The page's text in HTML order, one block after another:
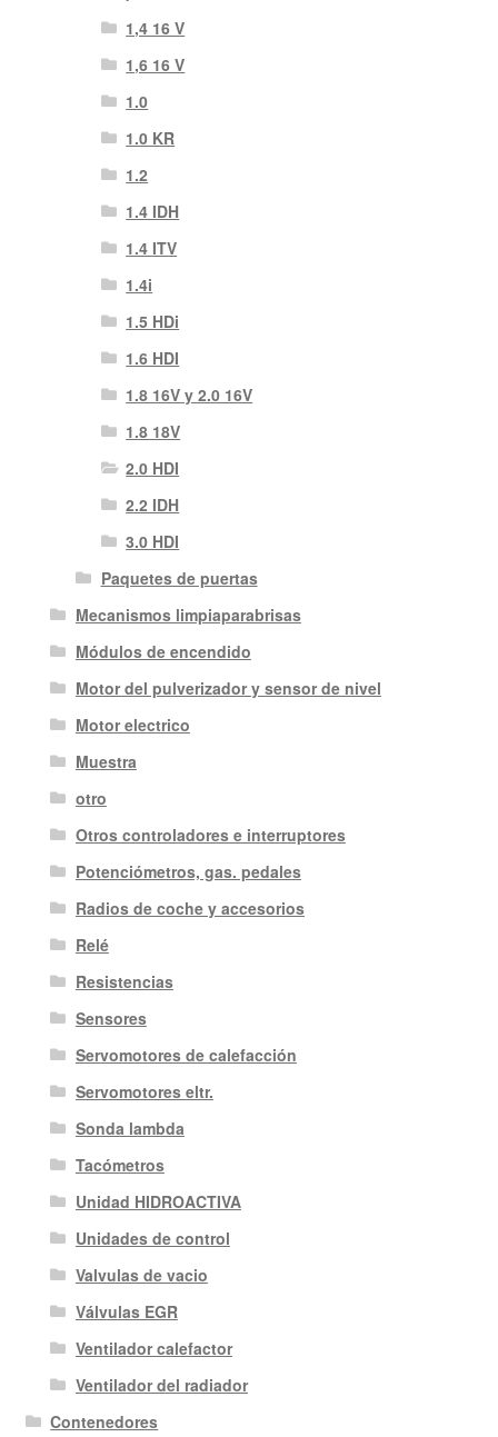
1,4 16 V
1,6 16 V
1.0
1.0 KR
1.2
1.4 IDH
1.4 ITV
1.4i
1.5 HDi
1.6 HDI
1.8 16V y 2.0 16V
1.8 18V
2.0 HDI
2.2 IDH
3.0 HDI
Paquetes de puertas
Mecanismos limpiaparabrisas
Módulos de encendido
Motor del pulverizador y sensor de nivel
Motor electrico
Muestra
otro
Otros controladores e interruptores
Potenciómetros, gas. pedales
Radios de coche y accesorios
Relé
Resistencias
Sensores
Servomotores de calefacción
Servomotores eltr.
Sonda lambda
Tacómetros
Unidad HIDROACTIVA
Unidades de control
Valvulas de vacio
Válvulas EGR
Ventilador calefactor
Ventilador del radiador
Contenedores